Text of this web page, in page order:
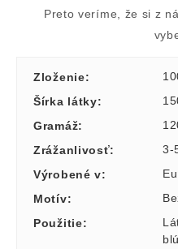
Preto veríme, že si z
Zloženie:
Šírka látky:
Gramáž:
Zrážanlivosť:
3-
Výrobené v:
Motív:
Použitie: